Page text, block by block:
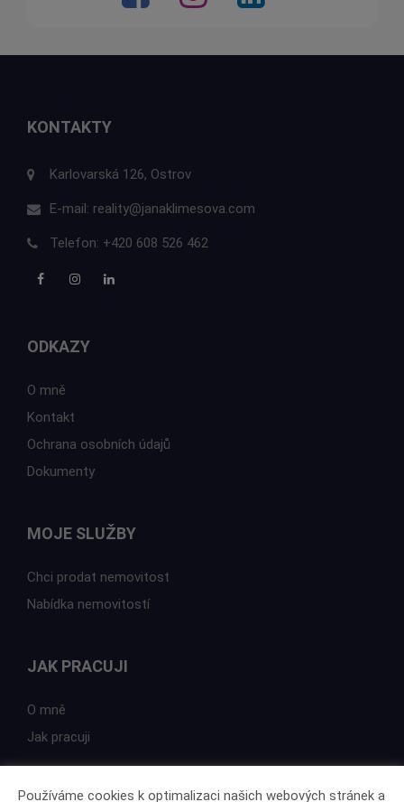
KONTAKTY
Karlovarská 126, Ostrov
E-mail: reality@janaklimesova.com
Telefon: +420 608 526 462
ODKAZY
O mně
Kontakt
Ochrana osobních údajů
Dokumenty
MOJE SLUŽBY
Chci prodat nemovitost
Nabídka nemovitostí
JAK PRACUJI
O mně
Jak pracuji
Používáme cookies k optimalizaci našich webových stránek a